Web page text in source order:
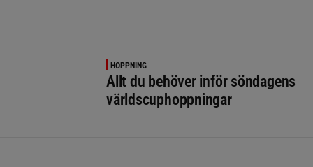
HOPPNING
Allt du behöver inför söndagens
världscuphoppningar